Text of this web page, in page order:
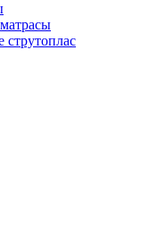
струтоплас